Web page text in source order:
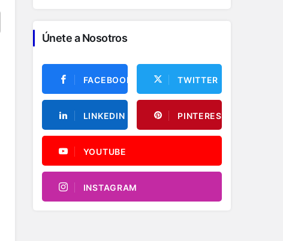
Únete a Nosotros
FACEBOOK TWITTER
LINKEDIN PINTEREST
YOUTUBE
INSTAGRAM